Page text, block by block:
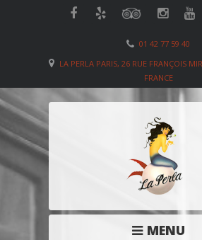
01 42 77 59 40
LA PERLA PARIS, 26 RUE FRANÇOIS
FRANCE
MENU